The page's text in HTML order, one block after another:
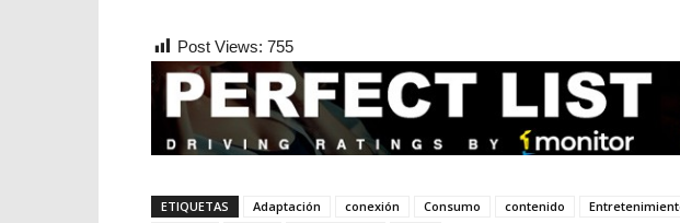
Post Views: 755
ETIQUETAS Adaptación conexión Consumo contenido